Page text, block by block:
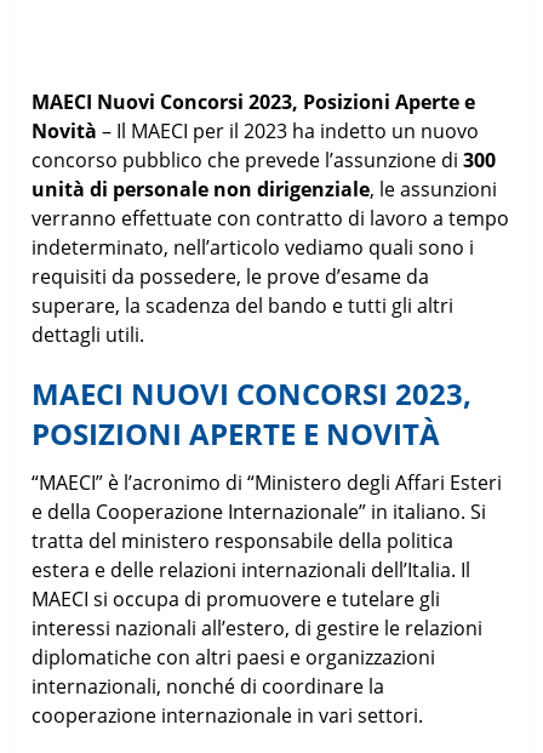
MAECI Nuovi Concorsi 2023, Posizioni Aperte e
Novità – Il MAECI per il 2023 ha indetto un nuovo
concorso pubblico che prevede l’assunzione di300
unità di personale non dirigenziale, le assunzioni
verranno effettuate con contratto di lavoro a tempo
indeterminato, nell’articolo vediamo quali sono i
requisiti da possedere, le prove d’esame da
superare, la scadenza del bando e tutti gli altri
dettagli utili.
MAECI NUOVI CONCORSI 2023,
POSIZIONI APERTE E NOVITÀ
“MAECI” è l’acronimo di “Ministero degli Affari Esteri
e della Cooperazione Internazionale” in italiano. Si
tratta del ministero responsabile della politica
estera e delle relazioni internazionali dell’Italia. Il
MAECI si occupa di promuovere e tutelare gli
interessi nazionali all’estero, di gestire le relazioni
diplomatiche con altri paesi e organizzazioni
internazionali, nonché di coordinare la
cooperazione internazionale in vari settori.